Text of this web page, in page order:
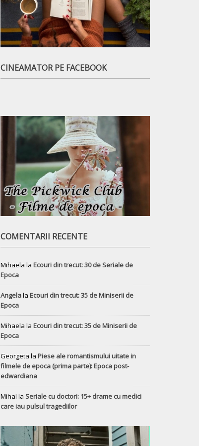
CINEAMATOR PE FACEBOOK
COMENTARII RECENTE
Mihaela la Ecouri din trecut: 30 de Seriale de
Epoca
Angelala Ecouri din trecut: 35 de Miniserii de
Epoca
Mihaela la Ecouri din trecut: 35 de Miniserii de
Epoca
Georgeta la Piese ale romantismului uitate in
filmele de epoca (prima parte): Epoca post-
edwardiana
MihaI la Seriale cu doctori: 15+ drame cu medici
care iau pulsul tragediilor